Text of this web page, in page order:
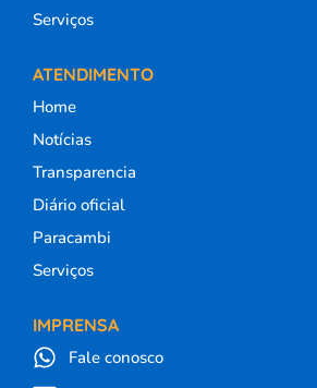
Serviços
ATENDIMENTO
Home
Notícias
Transparencia
Diário oficial
Paracambi
Serviços
IMPRENSA
Fale conosco